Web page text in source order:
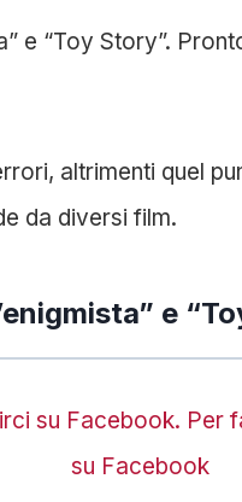
e “Toy Story”.
altrimenti quel
da diversi film.
e
su Facebook. Per
su Facebook